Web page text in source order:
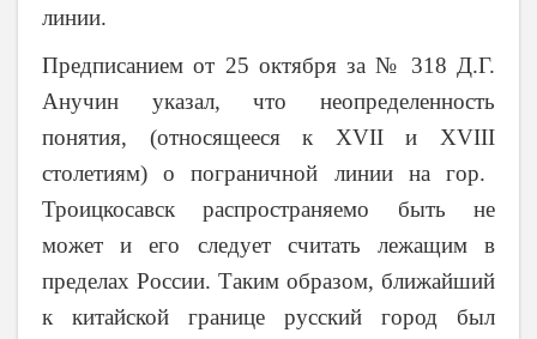
линии.
Предписанием от 25 октября за № 318 Д.Г.
Анучин указал, что неопределенность
понятия, (относящееся к XVIIиXVIII
столетиям) о пограничной линии на гор.
Троицкосавск распространяемо быть не
может и его следует считать лежащим в
пределах России. Таким образом, ближайший
к китайской границе русский город был